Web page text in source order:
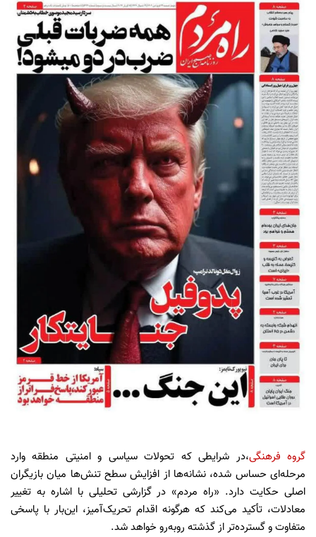
گروه فرهنگی،در شرایطی که تحولات سیاسی و امنیتی منطقه وارد
مرحله‌ای حساس شده، نشانه‌ها از افزایش سطح تنش‌ها میان بازیگران
اصلی حکایت دارد. «راه مردم» در گزارشی تحلیلی با اشاره به تغییر
معادلات، تأکید می‌کند که هرگونه اقدام تحریک‌آمیز، این‌بار با پاسخی
متفاوت و گسترده‌تر از گذشته روبه‌رو خواهد شد.